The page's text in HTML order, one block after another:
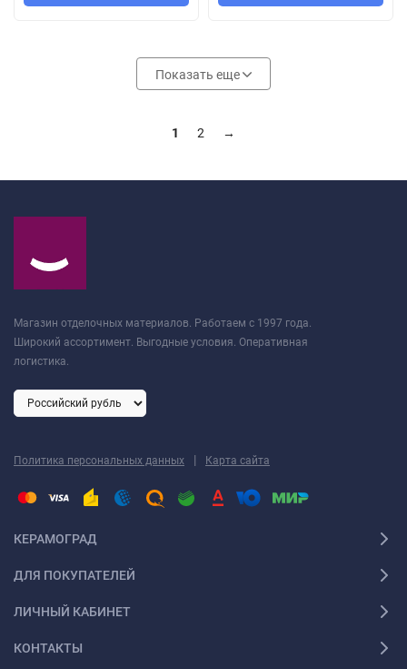
Показать еще
1 2 →
Магазин отделочных материалов. Работаем с 1997 года.
Широкий ассортимент. Выгодные условия. Оперативная
логистика.
Политика персональных данных | Карта сайта
КЕРАМОГРАД
ДЛЯ ПОКУПАТЕЛЕЙ
ЛИЧНЫЙ КАБИНЕТ
КОНТАКТЫ